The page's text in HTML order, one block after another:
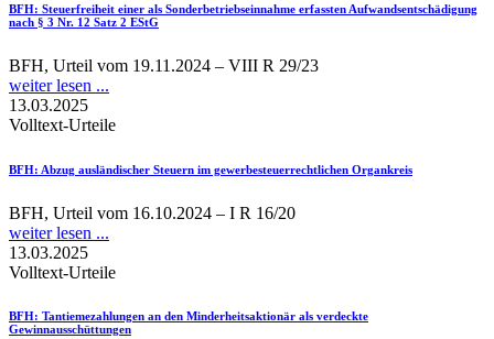
BFH: Steuerfreiheit einer als Sonderbetriebseinnahme erfassten Aufwandsentschädigung
nach § 3 Nr. 12 Satz 2 EStG
BFH, Urteil vom 19.11.2024 – VIII R 29/23
weiter lesen ...
13.03.2025
Volltext-Urteile
BFH: Abzug ausländischer Steuern im gewerbesteuerrechtlichen Organkreis
BFH, Urteil vom 16.10.2024 – I R 16/20
weiter lesen ...
13.03.2025
Volltext-Urteile
BFH: Tantiemezahlungen an den Minderheitsaktionär als verdeckte
Gewinnausschüttungen